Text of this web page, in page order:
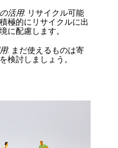
活用: リサイクル可能
極的にリサイクルに出
に配慮します。
: まだ使えるものは寄
検討しましょう。